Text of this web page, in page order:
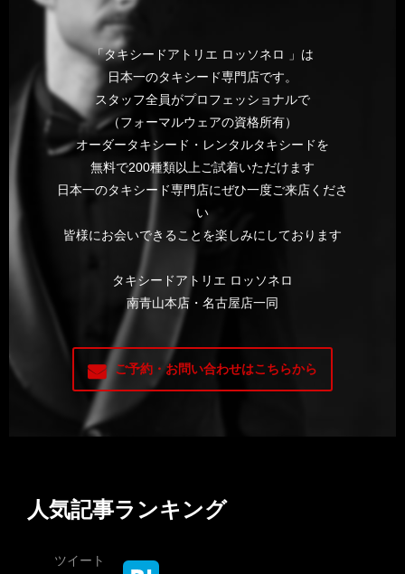
「タキシードアトリエ ロッソネロ 」は
日本一のタキシード専門店です。
スタッフ全員がプロフェッショナルで
（フォーマルウェアの資格所有）
オーダータキシード・レンタルタキシードを
無料で200種類以上ご試着いただけます
日本一のタキシード専門店にぜひ一度ご来店くださ
い
皆様にお会いできることを楽しみにしております
タキシードアトリエ ロッソネロ
南青山本店・名古屋店一同
ご予約・お問い合わせはこちらから
人気記事ランキング
ツイート